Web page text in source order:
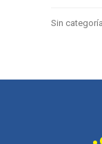
Sin categoría